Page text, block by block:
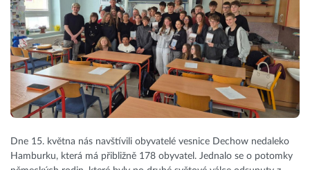
Dne 15. května nás navštívili obyvatelé vesnice Dechow nedaleko
Hamburku, která má přibližně 178 obyvatel. Jednalo se o potomky